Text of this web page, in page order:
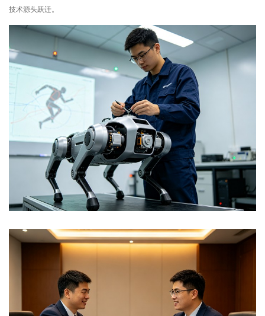
技术源头跃迁。